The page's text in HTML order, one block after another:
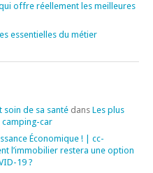
offre réellement les meilleures
essentielles du métier
soin de sa santé dans Les plus
camping-car
Économique ! | cc-
l’immobilier restera une option
19 ?